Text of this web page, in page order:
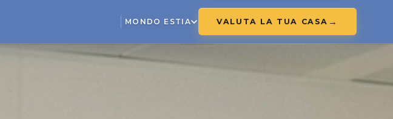
MONDO ESTIA VALUTA LA TUA CASA